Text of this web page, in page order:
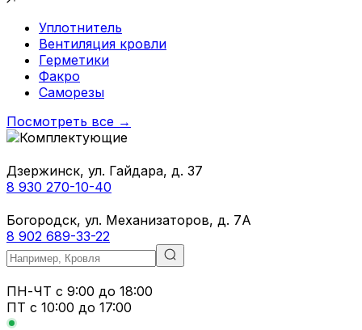
Уплотнитель
Вентиляция кровли
Герметики
Факро
Саморезы
Посмотреть все →
Дзержинск, ул. Гайдара, д. 37
8 930 270-10-40
Богородск, ул. Механизаторов, д. 7А
8 902 689-33-22
ПН-ЧТ с 9:00 до 18:00
ПТ с 10:00 до 17:00